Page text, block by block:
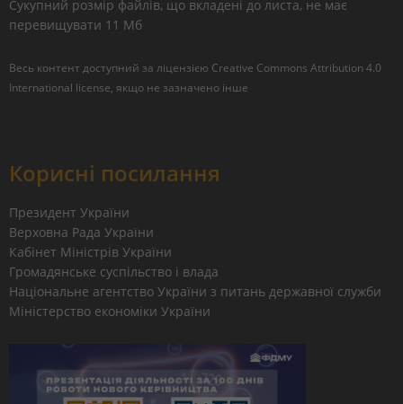
Сукупний розмір файлів, що вкладені до листа, не має
перевищувати 11 Мб
Весь контент доступний за ліцензією Creative Commons Attribution 4.0
International license, якщо не зазначено інше
Корисні посилання
Президент України
Верховна Рада України
Кабінет Міністрів України
Громадянське суспільство і влада
Національне агентство України з питань державної служби
Міністерство економіки України